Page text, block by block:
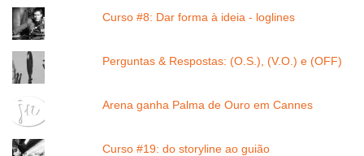
Curso #8: Dar forma à ideia - loglines
Perguntas & Respostas: (O.S.), (V.O.) e (OFF)
Arena ganha Palma de Ouro em Cannes
Curso #19: do storyline ao guião